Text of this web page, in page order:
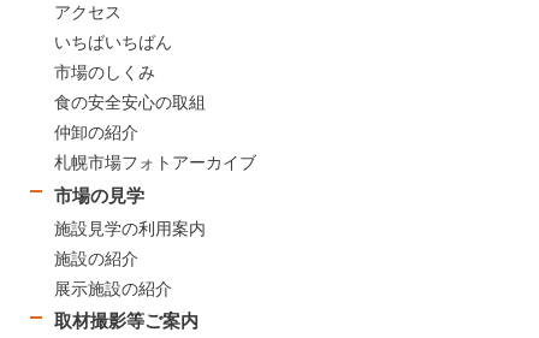
アクセス
いちばいちばん
市場のしくみ
食の安全安心の取組
仲卸の紹介
札幌市場フォトアーカイブ
市場の見学
施設見学の利用案内
施設の紹介
展示施設の紹介
取材撮影等ご案内